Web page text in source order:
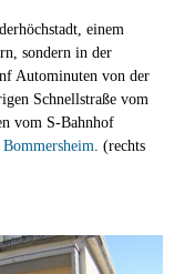
einem
sondern in der
Autominuten von der
Schnellstraße vom
vom S-Bahnhof
. (rechts